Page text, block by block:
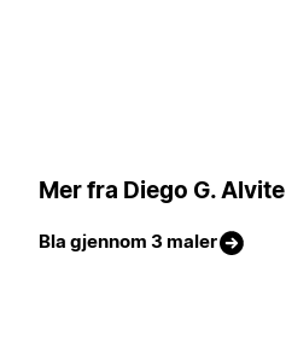
Mer fra Diego G. Alvite
Bla gjennom 3 maler